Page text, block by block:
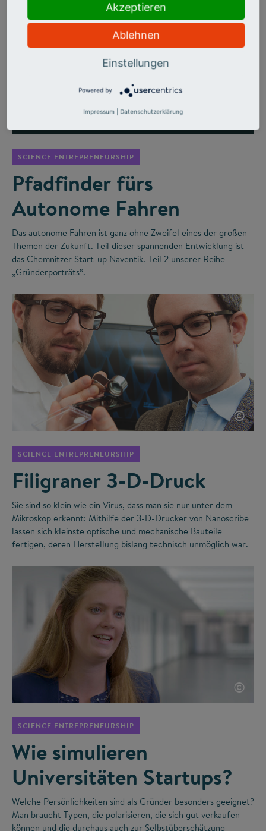
SCIENCE ENTREPRENEURSHIP
Pfadfinder fürs
Autonome Fahren
Das autonome Fahren ist ganz ohne Zweifel eines der großen
Themen der Zukunft. Teil dieser spannenden Entwicklung ist
das Chemnitzer Start-up Naventik. Teil 2 unserer Reihe
„Gründerporträts“.
©
SCIENCE ENTREPRENEURSHIP
Filigraner 3-D-Druck
Sie sind so klein wie ein Virus, dass man sie nur unter dem
Mikroskop erkennt: Mithilfe der 3-D-Drucker von Nanoscribe
lassen sich kleinste optische und mechanische Bauteile
fertigen, deren Herstellung bislang technisch unmöglich war.
©
SCIENCE ENTREPRENEURSHIP
Wie simulieren
Universitäten Startups?
Welche Persönlichkeiten sind als Gründer besonders geeignet?
Man braucht Typen, die polarisieren, die sich gut verkaufen
können und die durchaus auch zur Selbstüberschätzung
Akzeptieren
Ablehnen
Einstellungen
Powered by
Impressum Datenschutzerklärung